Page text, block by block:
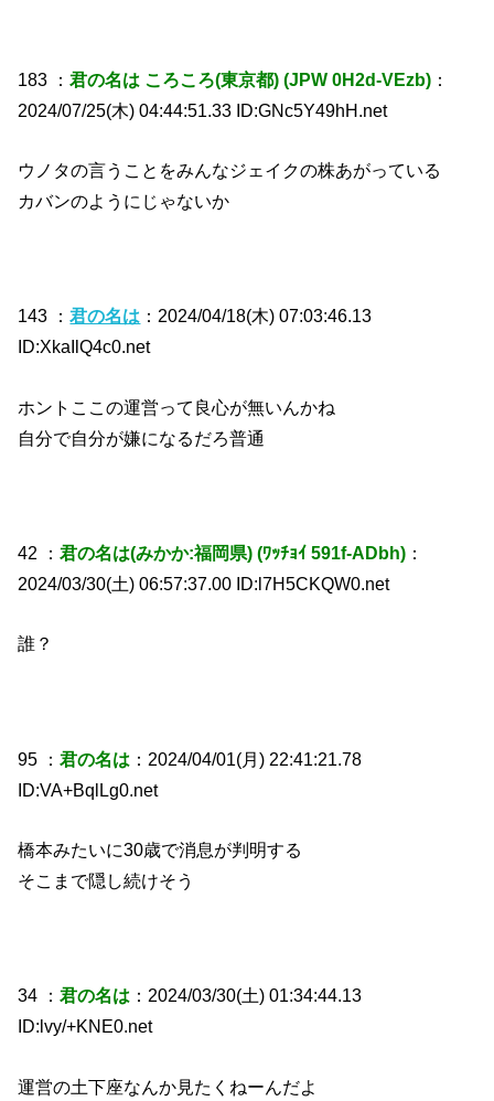
183 ：君の名は ころころ(東京都) (JPW 0H2d-VEzb) ：
2024/07/25(木) 04:44:51.33 ID:GNc5Y49hH.net
ウノタの言うことをみんなジェイクの株あがっている
カバンのようにじゃないか
143 ：君の名は ：2024/04/18(木) 07:03:46.13
ID:XkaIlQ4c0.net
ホントここの運営って良心が無いんかね
自分で自分が嫌になるだろ普通
42 ：君の名は(みかか:福岡県) (ﾜｯﾁｮｲ 591f-ADbh) ：
2024/03/30(土) 06:57:37.00 ID:l7H5CKQW0.net
誰？
95 ：君の名は ：2024/04/01(月) 22:41:21.78
ID:VA+BqlLg0.net
橋本みたいに30歳で消息が判明する
そこまで隠し続けそう
34 ：君の名は ：2024/03/30(土) 01:34:44.13
ID:lvy/+KNE0.net
運営の土下座なんか見たくねーんだよ